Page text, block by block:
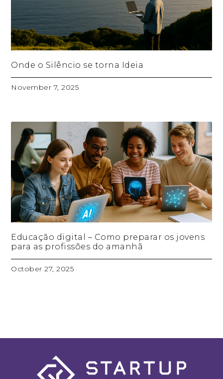
Onde o Silêncio se torna Ideia
November 7, 2025
Educação digital – Como preparar os jovens
para as profissões do amanhã
October 27, 2025